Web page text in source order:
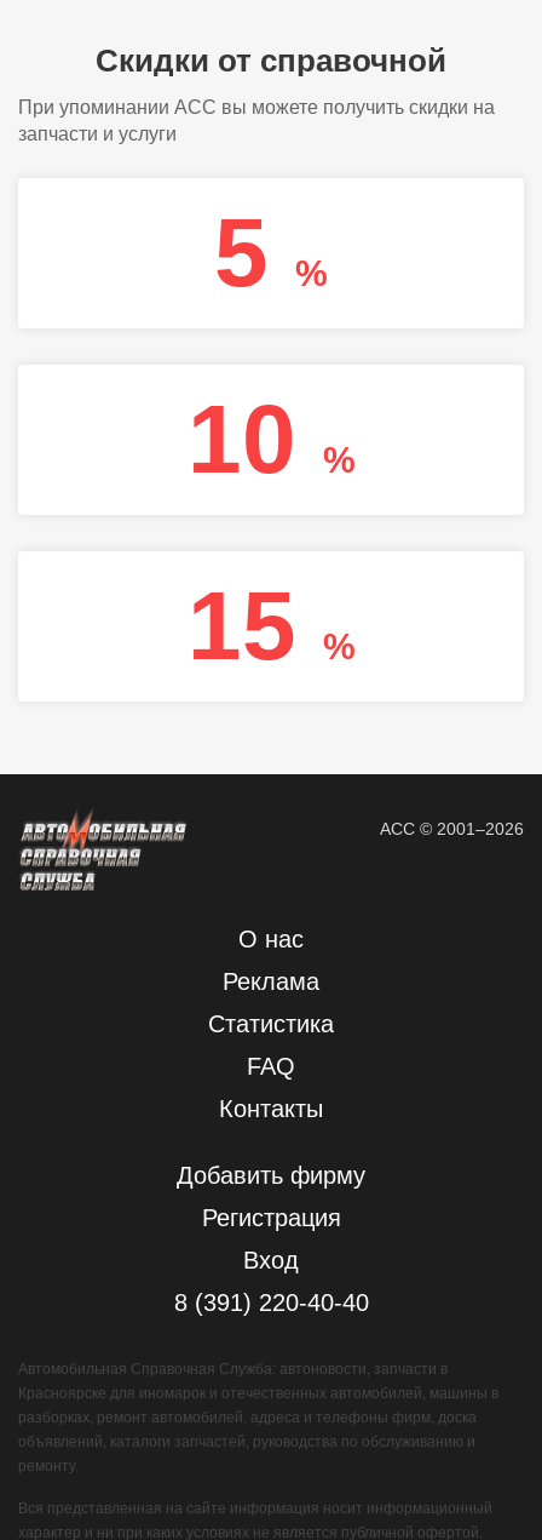
Скидки от справочной
При упоминании АСС вы можете получить скидки на
запчасти и услуги
5 %
10 %
15 %
АСС © 2001–2026
О нас
Реклама
Статистика
FAQ
Контакты
Добавить фирму
Регистрация
Вход
8 (391) 220-40-40
Автомобильная Справочная Служба: автоновости, запчасти в
Красноярске для иномарок и отечественных автомобилей, машины в
разборках, ремонт автомобилей, адреса и телефоны фирм, доска
объявлений, каталоги запчастей, руководства по обслуживанию и
ремонту.
Вся представленная на сайте информация носит информационный
характер и ни при каких условиях не является публичной офертой.